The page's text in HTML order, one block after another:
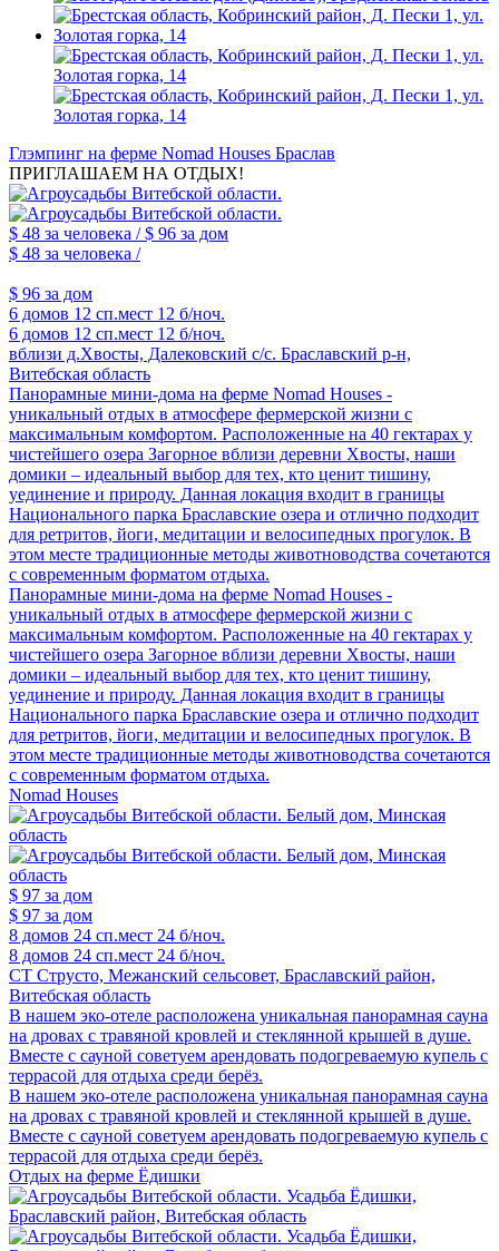
Глэмпинг на ферме Nomad Houses Браслав
ПРИГЛАШАЕМ НА ОТДЫХ!
$ 48 за человека /$ 96 за дом
$ 48 за человека /
$ 96 за дом
6 домов 12 сп.мест 12 б/ноч.
6 домов 12 сп.мест 12 б/ноч.
вблизи д.Хвосты, Далековский с/с. Браславский р-н,
Витебская область
Панорамные мини-дома на ферме Nomad Houses -
уникальный отдых в атмосфере фермерской жизни с
максимальным комфортом. Расположенные на 40 гектарах у
чистейшего озера Загорное вблизи деревни Хвосты, наши
домики – идеальный выбор для тех, кто ценит тишину,
уединение и природу. Данная локация входит в границы
Национального парка Браславские озера и отлично подходит
для ретритов, йоги, медитации и велосипедных прогулок. В
этом месте традиционные методы животноводства сочетаются
с современным форматом отдыха.
Панорамные мини-дома на ферме Nomad Houses -
уникальный отдых в атмосфере фермерской жизни с
максимальным комфортом. Расположенные на 40 гектарах у
чистейшего озера Загорное вблизи деревни Хвосты, наши
домики – идеальный выбор для тех, кто ценит тишину,
уединение и природу. Данная локация входит в границы
Национального парка Браславские озера и отлично подходит
для ретритов, йоги, медитации и велосипедных прогулок. В
этом месте традиционные методы животноводства сочетаются
с современным форматом отдыха.
Nomad Houses
$ 97 за дом
$ 97 за дом
8 домов 24 сп.мест 24 б/ноч.
8 домов 24 сп.мест 24 б/ноч.
СТ Струсто, Межанский сельсовет, Браславский район,
Витебская область
В нашем эко-отеле расположена уникальная панорамная сауна
на дровах с травяной кровлей и стеклянной крышей в душе.
Вместе с сауной советуем арендовать подогреваемую купель с
террасой для отдыха среди берёз.
В нашем эко-отеле расположена уникальная панорамная сауна
на дровах с травяной кровлей и стеклянной крышей в душе.
Вместе с сауной советуем арендовать подогреваемую купель с
террасой для отдыха среди берёз.
Отдых на ферме Ёдишки